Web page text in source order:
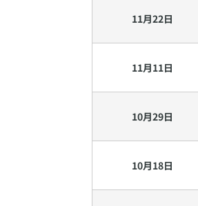
11月22日
11月11日
10月29日
10月18日